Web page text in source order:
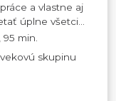
a vlastne aj
úplne všetci...
min.
skupinu